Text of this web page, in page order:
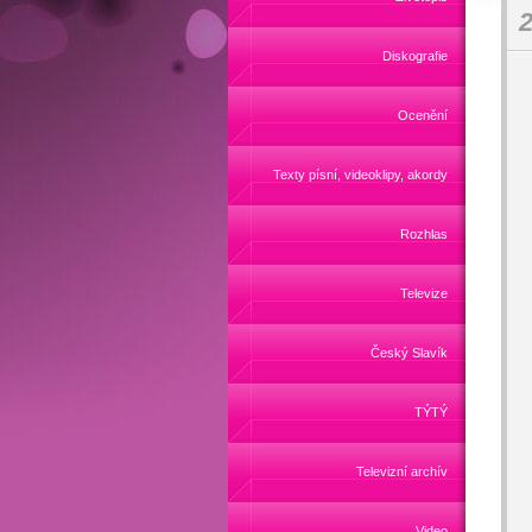
Diskografie
Ocenění
Texty písní, videoklipy, akordy
Rozhlas
Televize
Český Slavík
TÝTÝ
Televizní archív